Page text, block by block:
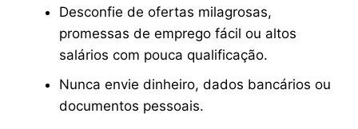
Desconfie de ofertas milagrosas,
promessas de emprego fácil ou altos
salários com pouca qualificação.
Nunca envie dinheiro, dados bancários ou
documentos pessoais.